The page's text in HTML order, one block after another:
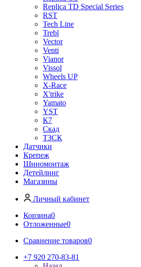
Replica TD Special Series
RST
Tech Line
Trebl
Vector
Venti
Vianor
Vissol
Wheels UP
X-Race
X'trike
Yamato
YST
К7
Скад
ТЗСК
Датчики
Крепеж
Шиномонтаж
Детейлинг
Магазины
Личный кабинет
Корзина0
Отложенные0
Сравнение товаров0
+7 920 270-83-81